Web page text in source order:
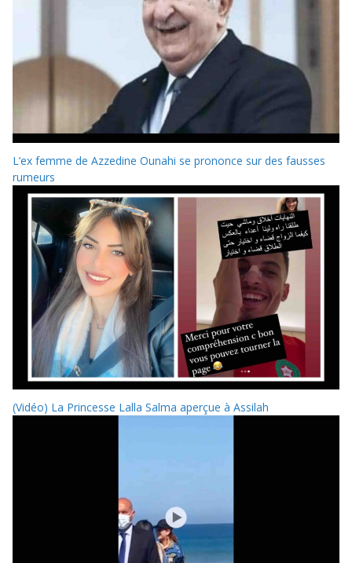
L’ex femme de Azzedine Ounahi se prononce sur des fausses
rumeurs
(Vidéo) La Princesse Lalla Salma aperçue à Assilah